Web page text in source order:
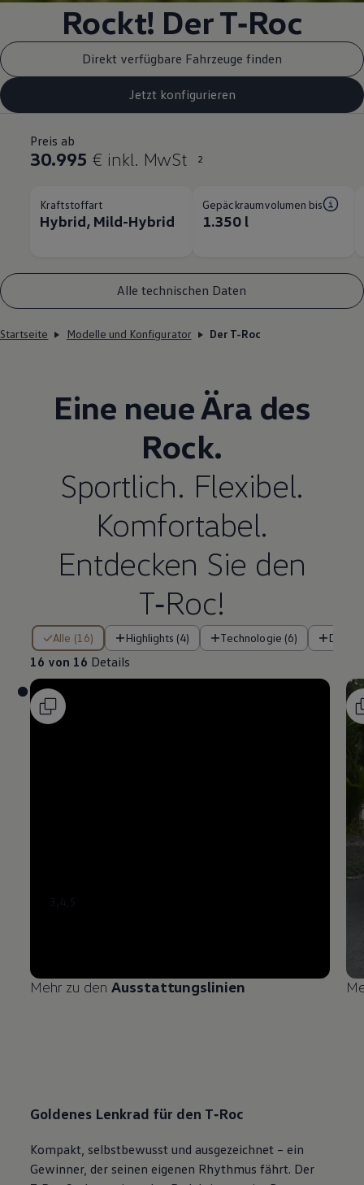
Rockt! DerT‑Roc
Direkt verfügbare Fahrzeuge finden
Jetzt konfigurieren
Preis ab
30.995 € inkl. MwSt 2
Kraftstoffart
Hybrid, Mild-Hybrid
Gepäckraumvolumen bis
1.350 l
Alle technischen Daten
Startseite Modelle und Konfigurator Der T-Roc
Eine neue Ära des
Rock.
Sportlich. Flexibel.
Komfortabel.
Entdecken Sie den
T‑Roc!
Alle (16) Highlights (4) Technologie (6)
16 von 16 Details
16 von 16 Details
3 ,4,5
Mehr zu den Ausstattungslinien
Goldenes Lenkrad für den T‑Roc
Kompakt, selbstbewusst und ausgezeichnet – ein
Gewinner, der seinen eigenen Rhythmus fährt. Der